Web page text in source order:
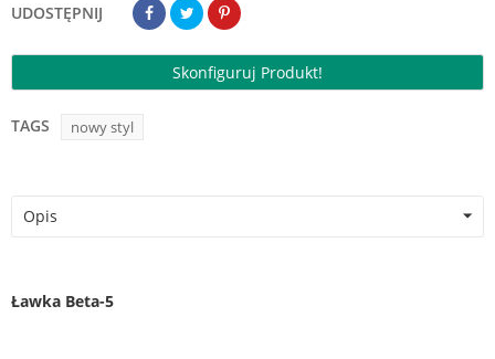
UDOSTĘPNIJ
Skonfiguruj Produkt!
TAGS nowy styl
Opis
Ławka Beta-5